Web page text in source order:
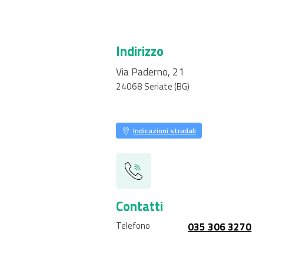
Indirizzo
Via Paderno, 21
24068 Seriate(BG)
Indicazioni stradali
Contatti
Telefono 035 306 3270